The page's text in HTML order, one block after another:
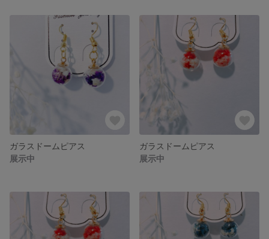
ガラスドームピアス
展示中
ガラスドームピアス
展示中